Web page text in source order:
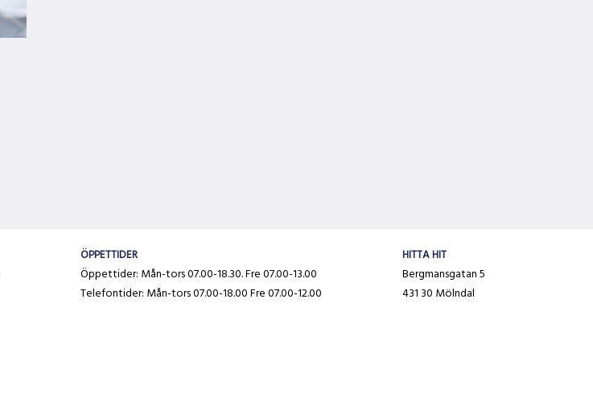
ÖPPETTIDER
Öppettider: Mån-tors 07.00-18.30. Fre 07.00-13.00
Telefontider: Mån-tors 07.00-18.00 Fre 07.00-12.00
HITTA HIT
Bergmansgatan 5
431 30 Mölndal